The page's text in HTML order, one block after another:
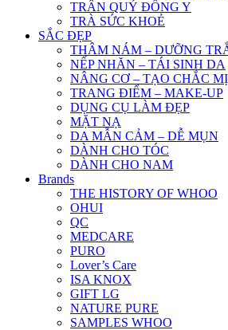
TRÂN QUÝ ĐÔNG Y
TRÀ SỨC KHOẺ
SẮC ĐẸP
THÂM NÁM – DƯỠNG
NẾP NHĂN – TÁI SINH DA
NÂNG CƠ – TẠO CHẮC
TRANG ĐIỂM – MAKE-UP
DỤNG CỤ LÀM ĐẸP
MẶT NẠ
DA MẪN CẢM – DỄ MỤN
DÀNH CHO TÓC
DÀNH CHO NAM
Brands
THE HISTORY OF WHOO
OHUI
QC
MEDCARE
PURO
Lover’s Care
ISA KNOX
GIFT LG
NATURE PURE
SAMPLES WHOO